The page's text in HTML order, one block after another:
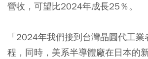
營收，可望比2024年成長25％。
「2024年我們接到台灣晶圓代工
程，同時，美系半導體廠在日本的